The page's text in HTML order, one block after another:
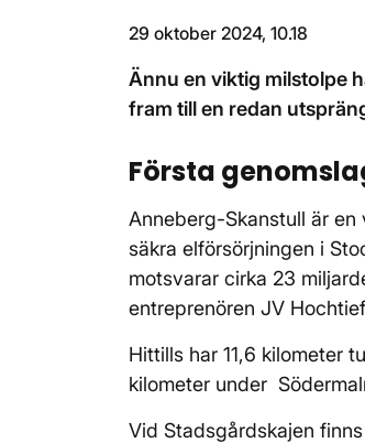
29 oktober 2024, 10.18
Ännu en viktig milstolpe
fram till en redan
Första
Anneberg-Skanstull är
säkra elförsörjningen i
motsvarar cirka 23
entreprenören JV
Hittills har 11,6 kilometer
kilometer under
Vid Stadsgårdskajen